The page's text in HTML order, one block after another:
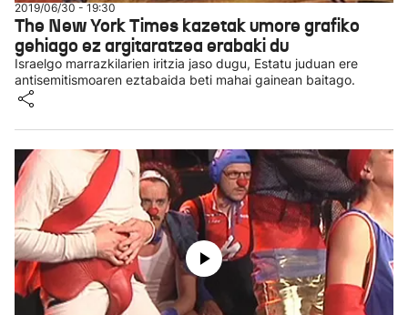
2019/06/30 - 19:30
The New York Times kazetak umore grafiko
gehiago ez argitaratzea erabaki du
Israelgo marrazkilarien iritzia jaso dugu, Estatu juduan ere
antisemitismoaren eztabaida beti mahai gainean baitago.